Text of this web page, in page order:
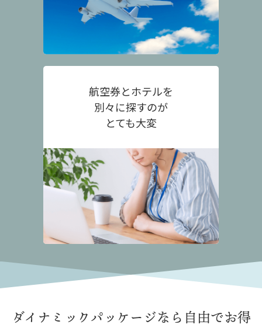
航空券とホテルを
別々に探すのが
とても大変
ダイナミックパッケージなら 自由でお得